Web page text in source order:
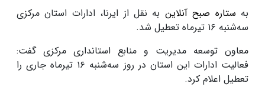
به ستاره صبح آنلاین به نقل از ایرنا، ادارات استان مرکزی
سه‌شنبه ۱۶ تیرماه تعطیل شد.
معاون توسعه مدیریت و منابع استانداری مرکزی گفت:
فعالیت ادارات این استان در روز سه‌شنبه ۱۶ تیرماه جاری را
تعطیل اعلام کرد.